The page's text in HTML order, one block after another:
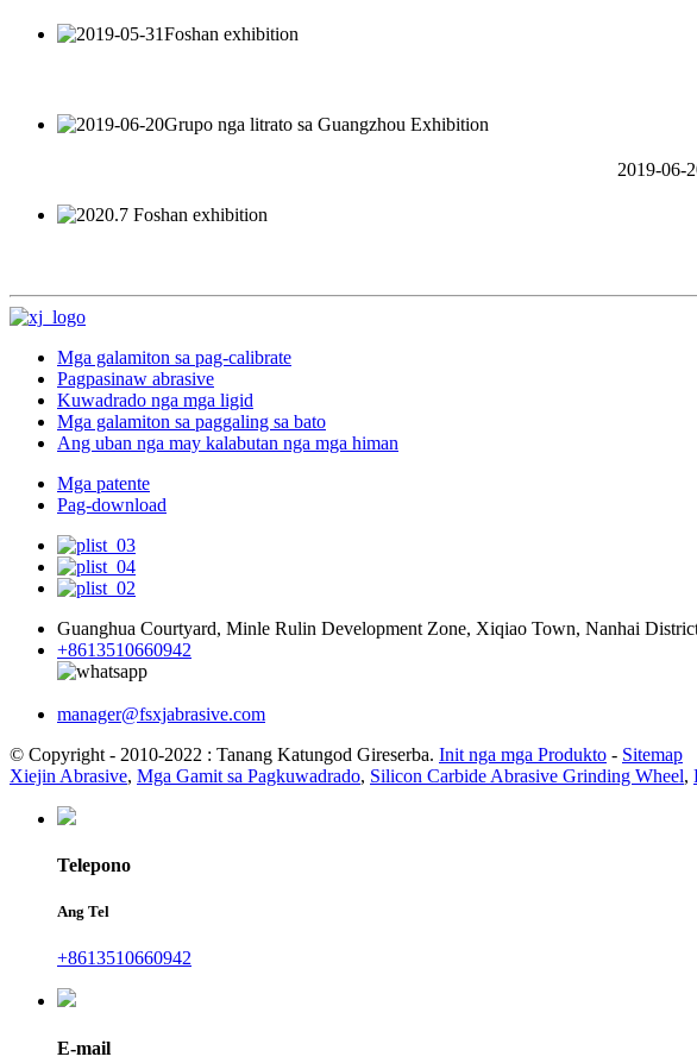
2019-06-
Mga galamiton sa pag-calibrate
Pagpasinaw abrasive
Kuwadrado nga mga ligid
Mga galamiton sa paggaling sa bato
Ang uban nga may kalabutan nga mga himan
Mga patente
Pag-download
Guanghua Courtyard, Minle Rulin Development Zone, Xiqiao Town, Nanhai
+8613510660942
manager@fsxjabrasive.com
© Copyright - 2010-2022 : Tanang Katungod Gireserba. Init nga mga Produkto - Sitemap
Xiejin Abrasive, Mga Gamit sa Pagkuwadrado, Silicon Carbide Abrasive Grinding Wheel,
Telepono
Ang Tel
+8613510660942
E-mail